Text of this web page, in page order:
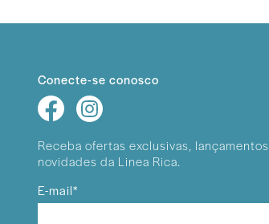
Conecte-se conosco
Receba ofertas exclusivas, lançamentos
novidades da Linea Rica.
E-mail*